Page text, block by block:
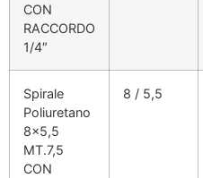
CON
RACCORDO
1/4″
Spirale
Poliuretano
8×5,5
MT.7,5
CON
8 / 5,5